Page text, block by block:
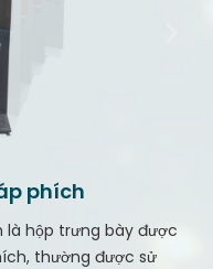
phích
là hộp trưng bày được
thường được sử